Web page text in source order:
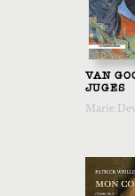
VAN
JUGES
Marie